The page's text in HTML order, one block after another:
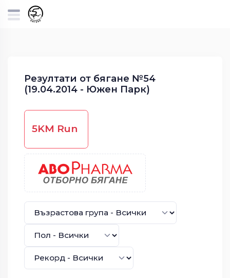
Резултати от бягане №54
(19.04.2014 - Южен Парк)
5KM Run